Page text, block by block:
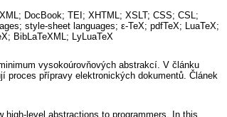
DocBook; TEI; XHTML; XSLT; CSS; CSL;
style-sheet languages; ε-TeX; pdfTeX; LuaTeX;
BibLaTeXML; LyLuaTeX
vysokoúrovňových abstrakcí. V článku
proces přípravy elektronických dokumentů. Článek
high-level abstractions to programmers. In this